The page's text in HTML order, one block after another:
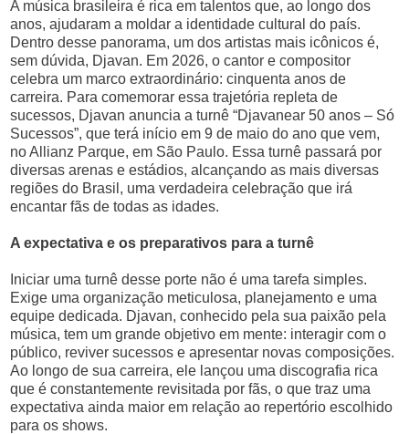
A música brasileira é rica em talentos que, ao longo dos
anos, ajudaram a moldar a identidade cultural do país.
Dentro desse panorama, um dos artistas mais icônicos é,
sem dúvida, Djavan. Em 2026, o cantor e compositor
celebra um marco extraordinário: cinquenta anos de
carreira. Para comemorar essa trajetória repleta de
sucessos, Djavan anuncia a turnê “Djavanear 50 anos – Só
Sucessos”, que terá início em 9 de maio do ano que vem,
no Allianz Parque, em São Paulo. Essa turnê passará por
diversas arenas e estádios, alcançando as mais diversas
regiões do Brasil, uma verdadeira celebração que irá
encantar fãs de todas as idades.
A expectativa e os preparativos para a turnê
Iniciar uma turnê desse porte não é uma tarefa simples.
Exige uma organização meticulosa, planejamento e uma
equipe dedicada. Djavan, conhecido pela sua paixão pela
música, tem um grande objetivo em mente: interagir com o
público, reviver sucessos e apresentar novas composições.
Ao longo de sua carreira, ele lançou uma discografia rica
que é constantemente revisitada por fãs, o que traz uma
expectativa ainda maior em relação ao repertório escolhido
para os shows.